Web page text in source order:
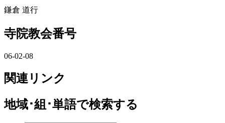
鎌倉 道行
寺院教会番号
06-02-08
関連リンク
地域･組･単語で検索する